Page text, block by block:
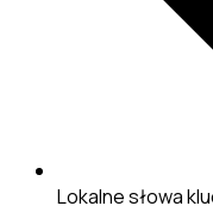
Lokalne słowa